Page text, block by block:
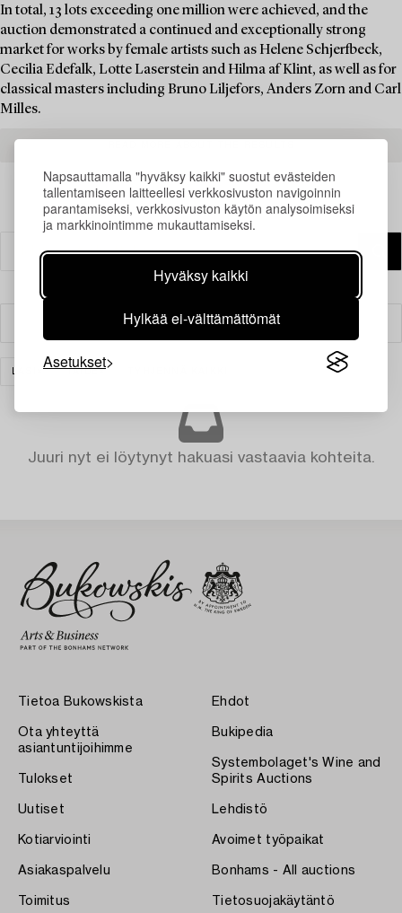
Napsauttamalla "hyväksy kaikki" suostut evästeiden
tallentamiseen laitteellesi verkkosivuston navigoinnin
parantamiseksi, verkkosivuston käytön analysoimiseksi
ja markkinointimme mukauttamiseksi.
Hyväksy kaikki
Hylkää ei-välttämättömät
Asetukset
In total, 13 lots exceeding one million were achieved, and the
auction demonstrated a continued and exceptionally strong
market for works by female artists such as Helene Schjerfbeck,
Cecilia Edefalk, Lotte Laserstein and Hilma af Klint, as well as for
classical masters including Bruno Liljefors, Anders Zorn and Carl
Milles.
Suodatin
TAIDE
Juuri nyt ei löytynyt hakuasi vastaavia kohteita.
Tietoa Bukowskista
Ota yhteyttä
asiantuntijoihimme
Tulokset
Uutiset
Kotiarviointi
Asiakaspalvelu
Toimitus
Ehdot
Bukipedia
Systembolaget's Wine and
Spirits Auctions
Lehdistö
Avoimet työpaikat
Bonhams - All auctions
Tietosuojakäytäntö